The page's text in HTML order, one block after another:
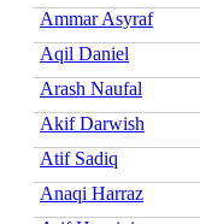
Ammar Asyraf
Aqil Daniel
Arash Naufal
Akif Darwish
Atif Sadiq
Anaqi Harraz